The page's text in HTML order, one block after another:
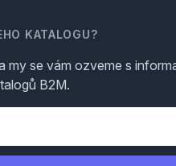
KATALOGU?
my se vám ozveme s
B2M.